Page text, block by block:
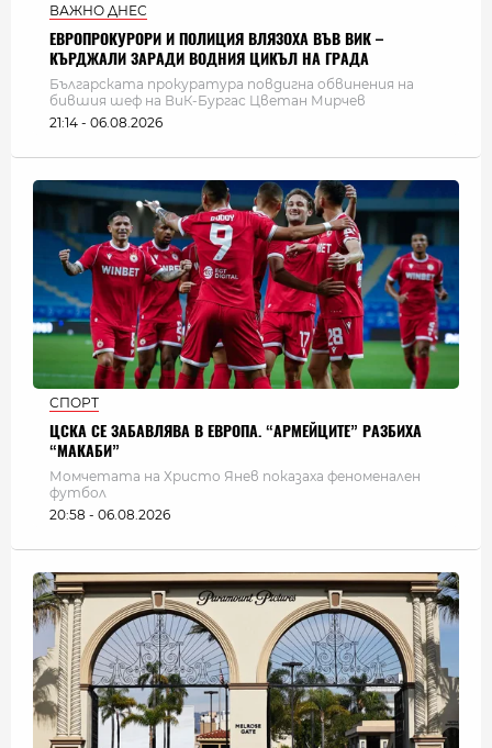
ВАЖНО ДНЕС
ЕВРОПРОКУРОРИ И ПОЛИЦИЯ ВЛЯЗОХА ВЪВ ВИК –
КЪРДЖАЛИ ЗАРАДИ ВОДНИЯ ЦИКЪЛ НА ГРАДА
Българската прокуратура повдигна обвинения на
бившия шеф на ВиК-Бургас Цветан Мирчев
21:14 - 06.08.2026
СПОРТ
ЦСКА СЕ ЗАБАВЛЯВА В ЕВРОПА. “АРМЕЙЦИТЕ” РАЗБИХА
“МАКАБИ”
Момчетата на Христо Янев показаха феноменален
футбол
20:58 - 06.08.2026